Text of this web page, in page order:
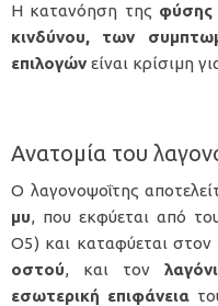
Η κατανόηση της φύσης
κινδύνου, των
επιλογών είναι κρίσιμη
Ανατομία του
Ο λαγονοψοΐτης
μυ, που εκφύεται από
Ο5) και καταφύεται στον
οστού, και τον
εσωτερική επιφάνεια